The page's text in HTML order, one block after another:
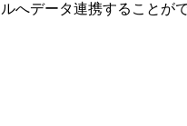
へデータ連携することが